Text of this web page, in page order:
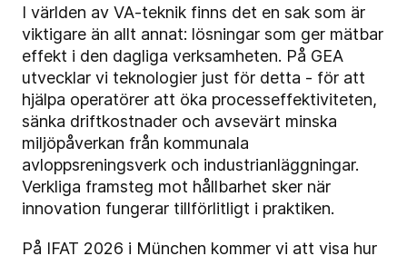
I världen av VA-teknik finns det en sak som är
viktigare än allt annat: lösningar som ger mätbar
effekt i den dagliga verksamheten. På GEA
utvecklar vi teknologier just för detta - för att
hjälpa operatörer att öka processeffektiviteten,
sänka driftkostnader och avsevärt minska
miljöpåverkan från kommunala
avloppsreningsverk och industrianläggningar.
Verkliga framsteg mot hållbarhet sker när
innovation fungerar tillförlitligt i praktiken.
På IFAT 2026 i München kommer vi att visa hur